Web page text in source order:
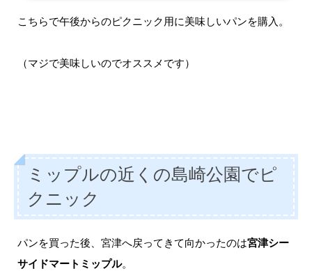
これが予定と言っても過言ではないです。昨日も行きました↓実はエ
こちらで午後からのピクニック用に美味しいパンを購入。
（マジで美味しいのでオススメです）
ミップルの近くの島崎公園でピ
クニック
パンを買った後、宮津へ戻ってきて向かったのは宮津シー
サイドマートミップル。